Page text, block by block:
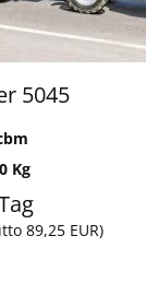
5045
Kg
89,25 EUR)